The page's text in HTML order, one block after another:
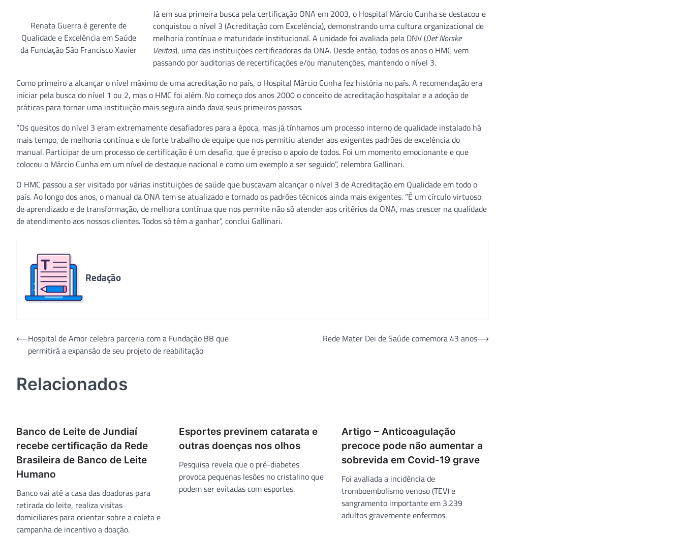
Renata Guerra é gerente de
Qualidade e Excelência em Saúde
da Fundação São Francisco Xavier
Já em sua primeira busca pela certificação ONA em 2003, o Hospital Márcio Cunha se destacou e
conquistou o nível 3 (Acreditação com Excelência), demonstrando uma cultura organizacional de
melhoria contínua e maturidade institucional. A unidade foi avaliada pela DNV (Det Norske
Veritas), uma das instituições certificadoras da ONA. Desde então, todos os anos o HMC vem
passando por auditorias de recertificações e/ou manutenções, mantendo o nível 3.
Como primeiro a alcançar o nível máximo de uma acreditação no país, o Hospital Márcio Cunha fez história no país. A recomendação era
iniciar pela busca do nível 1 ou 2, mas o HMC foi além. No começo dos anos 2000 o conceito de acreditação hospitalar e a adoção de
práticas para tornar uma instituição mais segura ainda dava seus primeiros passos.
“Os quesitos do nível 3 eram extremamente desafiadores para a época, mas já tínhamos um processo interno de qualidade instalado há
mais tempo, de melhoria contínua e de forte trabalho de equipe que nos permitiu atender aos exigentes padrões de excelência do
manual. Participar de um processo de certificação é um desafio, que é preciso o apoio de todos. Foi um momento emocionante e que
colocou o Márcio Cunha em um nível de destaque nacional e como um exemplo a ser seguido”, relembra Gallinari.
O HMC passou a ser visitado por várias instituições de saúde que buscavam alcançar o nível 3 de Acreditação em Qualidade em todo o
país. Ao longo dos anos, o manual da ONA tem se atualizado e tornado os padrões técnicos ainda mais exigentes. “É um círculo virtuoso
de aprendizado e de transformação, de melhora contínua que nos permite não só atender aos critérios da ONA, mas crescer na qualidade
de atendimento aos nossos clientes. Todos só têm a ganhar”, conclui Gallinari.
Redação
Navegação
⟵Hospital de Amor celebra parceria com a Fundação BB que
permitirá a expansão de seu projeto de reabilitação
Rede Mater Dei de Saúde comemora 43 anos⟶
Relacionados
Banco de Leite de Jundiaí
recebe certificação da Rede
Brasileira de Banco de Leite
Humano
Banco vai até a casa das doadoras para
retirada do leite, realiza visitas
domiciliares para orientar sobre a coleta e
campanha de incentivo a doação.
Esportes previnem catarata e
outras doenças nos olhos
Pesquisa revela que o pré-diabetes
provoca pequenas lesões no cristalino que
podem ser evitadas com esportes.
Artigo – Anticoagulação
precoce pode não aumentar a
sobrevida em Covid-19 grave
Foi avaliada a incidência de
tromboembolismo venoso (TEV) e
sangramento importante em 3.239
adultos gravemente enfermos.